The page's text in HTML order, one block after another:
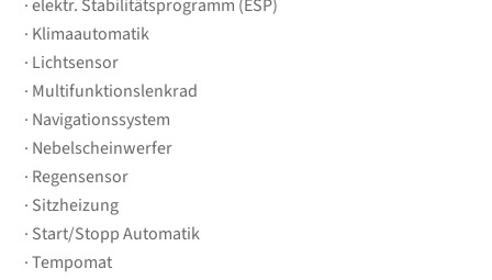
elektr. Stabilitätsprogramm (ESP)
Klimaautomatik
Lichtsensor
Multifunktionslenkrad
Navigationssystem
Nebelscheinwerfer
Regensensor
Sitzheizung
Start/Stopp Automatik
Tempomat